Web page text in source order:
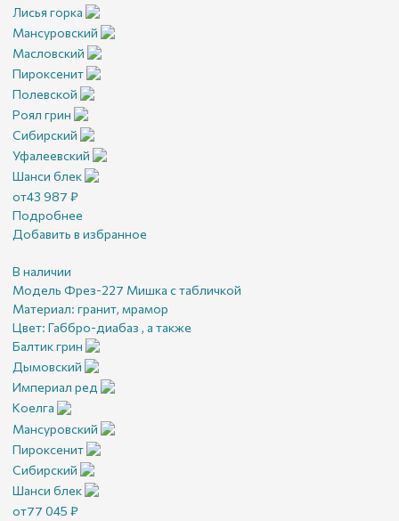
Лисья горка
Мансуровский
Масловский
Пироксенит
Полевской
Роял грин
Сибирский
Уфалеевский
Шанси блек
от43 987 ₽
Подробнее
Добавить в избранное
В наличии
Модель Фрез-227 Мишка с табличкой
Материал: гранит, мрамор
Цвет: Габбро-диабаз , а также
Балтик грин
Дымовский
Империал ред
Коелга
Мансуровский
Пироксенит
Сибирский
Шанси блек
от77 045 ₽